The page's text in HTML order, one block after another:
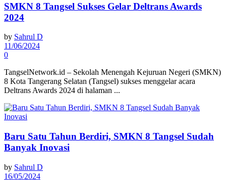
SMKN 8 Tangsel Sukses Gelar Deltrans Awards
2024
by Sahrul D
11/06/2024
0
TangselNetwork.id – Sekolah Menengah Kejuruan Negeri (SMKN)
8 Kota Tangerang Selatan (Tangsel) sukses menggelar acara
Deltrans Awards 2024 di halaman ...
Baru Satu Tahun Berdiri, SMKN 8 Tangsel Sudah
Banyak Inovasi
by Sahrul D
16/05/2024